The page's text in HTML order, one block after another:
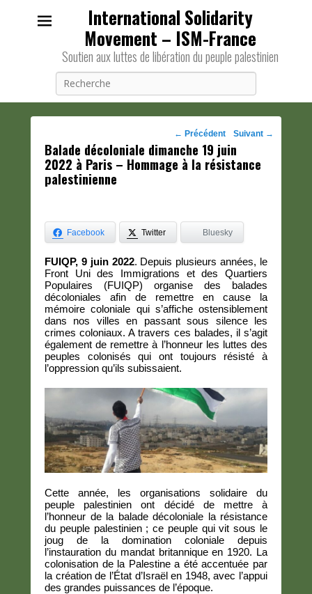
International Solidarity
Movement – ISM-France
Soutien aux luttes de libération du peuple palestinien
Navigation
des
← Précédent Suivant →
Balade décoloniale dimanche 19 juin
2022 à Paris – Hommage à la résistance
palestinienne
Facebook Twitter Bluesky
FUIQP, 9 juin 2022. Depuis plusieurs années, le
Front Uni des Immigrations et des Quartiers
Populaires (FUIQP) organise des balades
décoloniales afin de remettre en cause la
mémoire coloniale qui s’affiche ostensiblement
dans nos villes en passant sous silence les
crimes coloniaux. A travers ces balades, il s’agit
également de remettre à l’honneur les luttes des
peuples colonisés qui ont toujours résisté à
l’oppression qu’ils subissaient.
Cette année, les organisations solidaire du
peuple palestinien ont décidé de mettre à
l’honneur de la balade décoloniale la résistance
du peuple palestinien ; ce peuple qui vit sous le
joug de la domination coloniale depuis
l’instauration du mandat britannique en 1920. La
colonisation de la Palestine a été accentuée par
la création de l’État d’Israël en 1948, avec l’appui
des grandes puissances de l’époque.